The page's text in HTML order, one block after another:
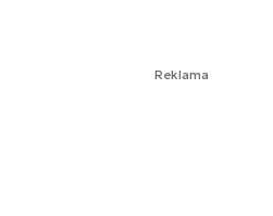
Reklama